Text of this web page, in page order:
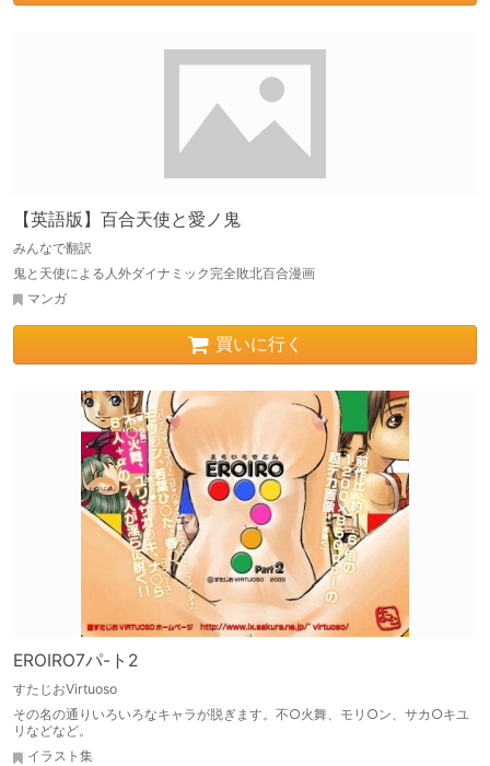
【英語版】百合天使と愛ノ鬼
みんなで翻訳
鬼と天使による人外ダイナミック完全敗北百合漫画
マンガ
買いに行く
EROIRO7パ-ト2
すたじおVirtuoso
その名の通りいろいろなキャラが脱ぎます。不○火舞、モリ○ン、サカ○キユ
リなどなど。
イラスト集